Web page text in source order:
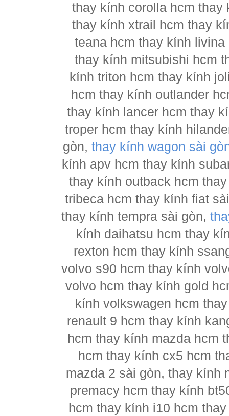
thay kính corolla hcm
thay kính xtrail hcm thay
teana hcm thay kính
thay kính mitsubishi hcm
kính triton hcm thay kính
hcm thay kính outlander
thay kính lancer hcm thay
troper hcm thay kính
gòn, thay kính wagon sài
kính apv hcm thay kính
thay kính outback hcm
tribeca hcm thay kính fiat
thay kính tempra sài gòn,
kính daihatsu hcm thay
rexton hcm thay kính
volvo s90 hcm thay kính
volvo hcm thay kính gold
kính volkswagen hcm
renault 9 hcm thay kính
hcm thay kính mazda hcm
hcm thay kính cx5 hcm
mazda 2 sài gòn, thay kính
premacy hcm thay kính
hcm thay kính i10 hcm